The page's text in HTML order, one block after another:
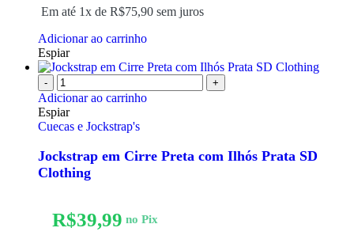
Em até 1x de R$75,90 sem juros
Adicionar ao carrinho
Espiar
- +
Adicionar ao carrinho
Espiar
Cuecas e Jockstrap's
Jockstrap em Cirre Preta com Ilhós Prata SD
Clothing
R$39,99 no Pix